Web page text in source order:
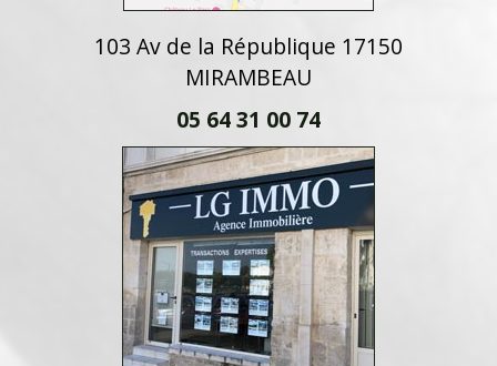
103 Av de la République 17150
MIRAMBEAU
05 64 31 00 74